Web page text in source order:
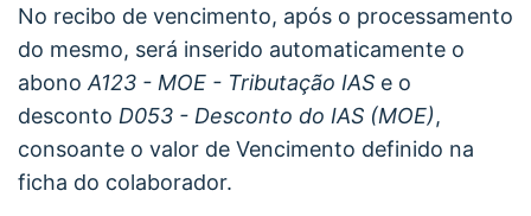
No recibo de vencimento, após o processamento
do mesmo, será inserido automaticamente o
abonoA123 - MOE - Tributação IAS e o
desconto D053 - Desconto do IAS (MOE),
consoante o valor de Vencimento definido na
ficha do colaborador.